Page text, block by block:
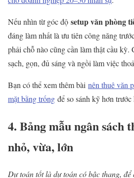
Nếu nhìn từ góc độ setup văn phòng
đáng làm nhất là ưu tiên công năng
phải chỗ nào cũng cần làm thật cầu kỳ.
sạch, gọn, đủ sáng và ngồi làm việc
Bạn có thể xem thêm bài nên thuê văn
mặt bằng trống để so sánh kỹ hơn
4. Bảng mẫu ngân sách
nhỏ, vừa, lớn
Dự toán tốt là dự toán có bậc thang,